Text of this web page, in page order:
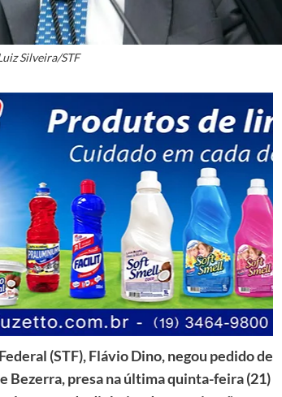
Silveira/STF
(STF), Flávio Dino, negou pedido de
Bezerra, presa na última quinta-feira (21)